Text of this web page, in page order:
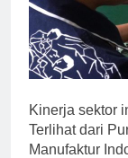
Kinerja sektor
Terlihat dari
Manufaktur